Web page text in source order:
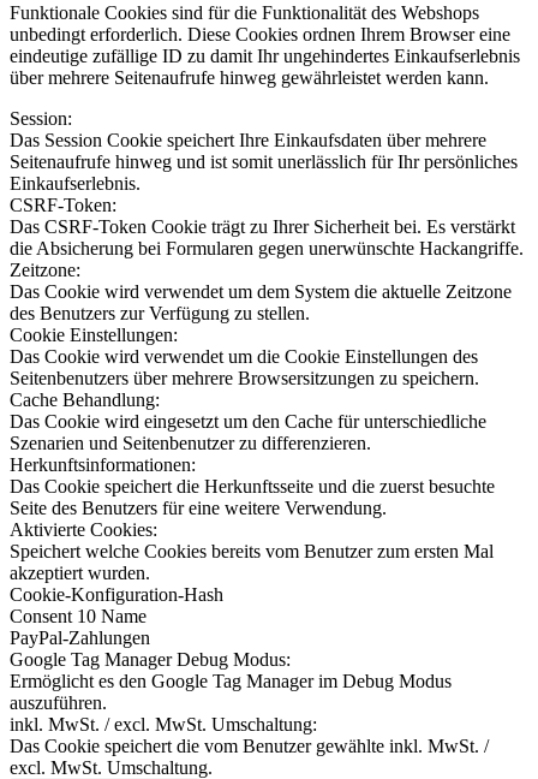
Funktionale Cookies sind für die Funktionalität des Webshops
unbedingt erforderlich. Diese Cookies ordnen Ihrem Browser eine
eindeutige zufällige ID zu damit Ihr ungehindertes Einkaufserlebnis
über mehrere Seitenaufrufe hinweg gewährleistet werden kann.
Session:
Das Session Cookie speichert Ihre Einkaufsdaten über mehrere
Seitenaufrufe hinweg und ist somit unerlässlich für Ihr persönliches
Einkaufserlebnis.
CSRF-Token:
Das CSRF-Token Cookie trägt zu Ihrer Sicherheit bei. Es verstärkt
die Absicherung bei Formularen gegen unerwünschte Hackangriffe.
Zeitzone:
Das Cookie wird verwendet um dem System die aktuelle Zeitzone
des Benutzers zur Verfügung zu stellen.
Cookie Einstellungen:
Das Cookie wird verwendet um die Cookie Einstellungen des
Seitenbenutzers über mehrere Browsersitzungen zu speichern.
Cache Behandlung:
Das Cookie wird eingesetzt um den Cache für unterschiedliche
Szenarien und Seitenbenutzer zu differenzieren.
Herkunftsinformationen:
Das Cookie speichert die Herkunftsseite und die zuerst besuchte
Seite des Benutzers für eine weitere Verwendung.
Aktivierte Cookies:
Speichert welche Cookies bereits vom Benutzer zum ersten Mal
akzeptiert wurden.
Cookie-Konfiguration-Hash
Consent 10 Name
PayPal-Zahlungen
Google Tag Manager Debug Modus:
Ermöglicht es den Google Tag Manager im Debug Modus
auszuführen.
inkl. MwSt. / excl. MwSt. Umschaltung:
Das Cookie speichert die vom Benutzer gewählte inkl. MwSt. /
excl. MwSt. Umschaltung.